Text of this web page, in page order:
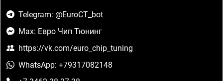
Telegram: @EuroCT_bot
Max: Евро Чип Тюнинг
https://vk.com/euro_chip_tuning
WhatsApp: +79317082148